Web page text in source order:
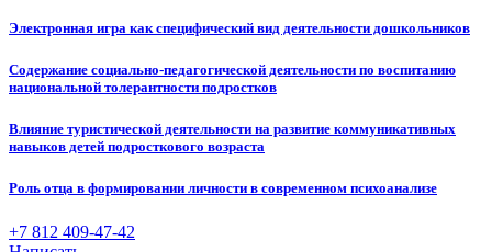
Электронная игра как специфический вид деятельности дошкольников
Содержание социально-педагогической деятельности по воспитанию
национальной толерантности подростков
Влияние туристической деятельности на развитие коммуникативных
навыков детей подросткового возраста
Роль отца в формировании личности в современном психоанализе
+7 812 409-47-42